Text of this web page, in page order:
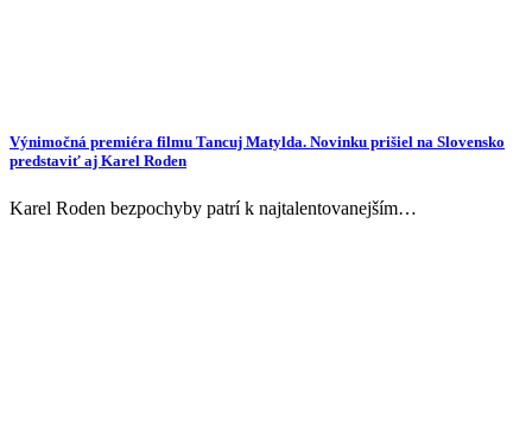
Výnimočná premiéra filmu Tancuj Matylda. Novinku prišiel na Slovensko
predstaviť aj Karel Roden
Karel Roden bezpochyby patrí k najtalentovanejším…